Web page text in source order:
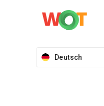
Deutsch